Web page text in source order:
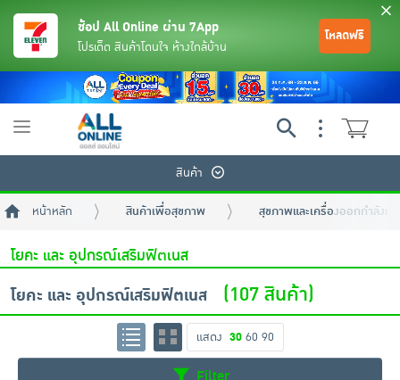
ช้อป All Online ผ่าน 7App
โปรเด็ด สินค้าโดนใจ ห้างใกล้บ้าน
โหลดฟรี
Toggle
สินค้า
หน้าหลัก สินค้าเพื่อสุขภาพ สุขภาพและเครื่องออกกำลังก
โยคะ และ อุปกรณ์เสริมฟิตเนส
โยคะ และ อุปกรณ์เสริมฟิตเนส (107 สินค้า)
แสดง 30 60 90